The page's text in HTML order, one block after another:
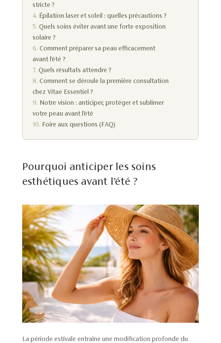
stricte ?
Épilation laser et soleil : quelles précautions ?
Quels soins éviter avant une forte exposition
solaire ?
Comment préparer sa peau efficacement
avant l’été ?
Quels résultats attendre ?
Comment se déroule la première consultation
chez Vitae Essentiel ?
Notre vision : anticiper, protéger et sublimer
votre peau avant l’été
Foire aux questions (FAQ)
Pourquoi anticiper les soins
esthétiques avant l’été ?
La période estivale entraîne une modification profonde du